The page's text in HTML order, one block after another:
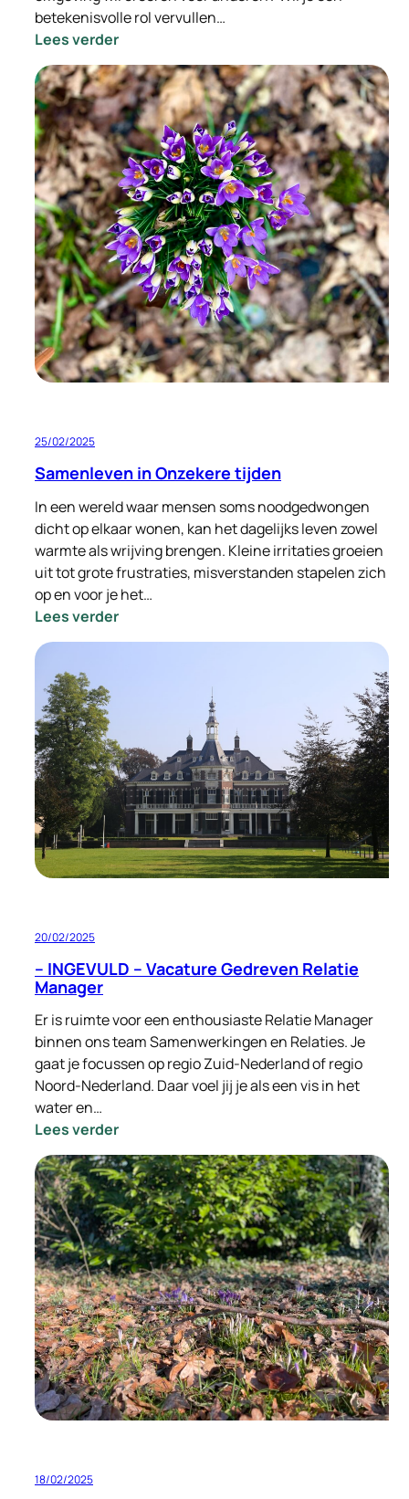
betekenisvolle rol vervullen…
Lees verder:
-
INGEVULD-
Maak
het
verschil
als
Huismeester
/
Coördinator
dagelijks
onderhoud!
25/02/2025
Samenleven in Onzekere tijden
In een wereld waar mensen soms noodgedwongen
dicht op elkaar wonen, kan het dagelijks leven zowel
warmte als wrijving brengen. Kleine irritaties groeien
uit tot grote frustraties, misverstanden stapelen zich
op en voor je het…
Lees verder:
Samenleven
20/02/2025
– INGEVULD – Vacature Gedreven Relatie
Manager
Er is ruimte voor een enthousiaste Relatie Manager
binnen ons team Samenwerkingen en Relaties. Je
gaat je focussen op regio Zuid-Nederland of regio
Noord-Nederland. Daar voel jij je als een vis in het
water en…
Lees verder:
–
INGEVULD
–
Vacature
Gedreven
Relatie
Manager
18/02/2025